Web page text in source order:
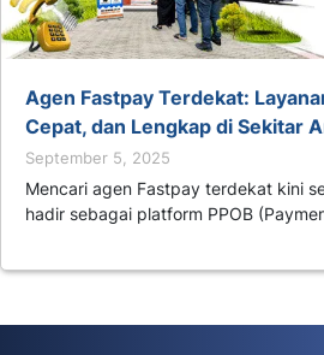
Agen Fastpay Terdekat:
Cepat, dan Lengkap di Sekitar
September 5, 2025
Mencari agen Fastpay terdekat kini
hadir sebagai platform PPOB